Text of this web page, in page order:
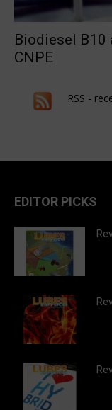
Biodiesel B10
CNPE
RSS -
EDITOR PICKS